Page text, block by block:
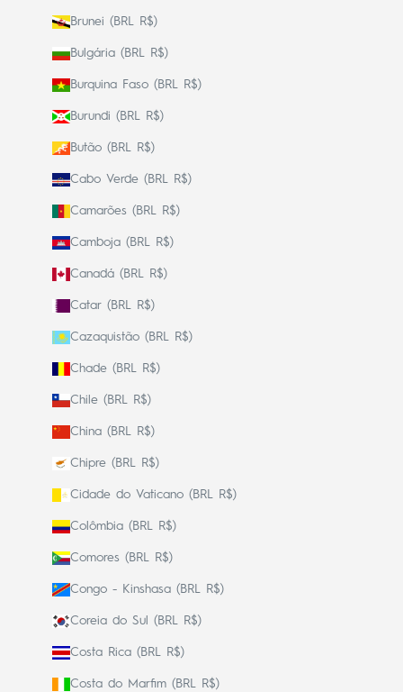
Brunei (BRL R$)
Bulgária (BRL R$)
Burquina Faso (BRL R$)
Burundi (BRL R$)
Butão (BRL R$)
Cabo Verde (BRL R$)
Camarões (BRL R$)
Camboja (BRL R$)
Canadá (BRL R$)
Catar (BRL R$)
Cazaquistão (BRL R$)
Chade (BRL R$)
Chile (BRL R$)
China (BRL R$)
Chipre (BRL R$)
Cidade do Vaticano (BRL R$)
Colômbia (BRL R$)
Comores (BRL R$)
Congo - Kinshasa (BRL R$)
Coreia do Sul (BRL R$)
Costa Rica (BRL R$)
Costa do Marfim (BRL R$)